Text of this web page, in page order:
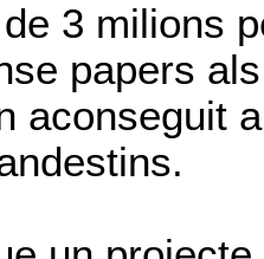
3 milions
papers
aconseguit